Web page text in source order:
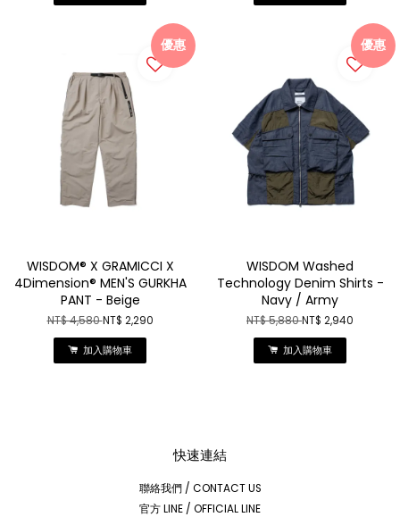
優惠
WISDOM® X GRAMICCI X
4Dimension® MEN'S GURKHA
PANT - Beige
NT$ 4,580NT$ 2,290
加入購物車
優惠
WISDOM Washed
Technology Denim Shirts -
Navy / Army
NT$ 5,880NT$ 2,940
加入購物車
快速連結
聯絡我們 / CONTACT US
官方 LINE / OFFICIAL LINE